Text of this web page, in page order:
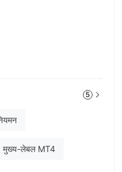
5
मुख्य-लेबल MT4